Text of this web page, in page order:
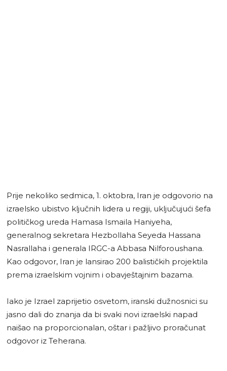
Prije nekoliko sedmica, 1. oktobra, Iran je odgovorio na
izraelsko ubistvo ključnih lidera u regiji, uključujući šefa
političkog ureda Hamasa Ismaila Haniyeha,
generalnog sekretara Hezbollaha Seyeda Hassana
Nasrallaha i generala IRGC-a Abbasa Nilforoushana.
Kao odgovor, Iran je lansirao 200 balističkih projektila
prema izraelskim vojnim i obavještajnim bazama.
Iako je Izrael zaprijetio osvetom, iranski dužnosnici su
jasno dali do znanja da bi svaki novi izraelski napad
naišao na proporcionalan, oštar i pažljivo proračunat
odgovor iz Teherana.